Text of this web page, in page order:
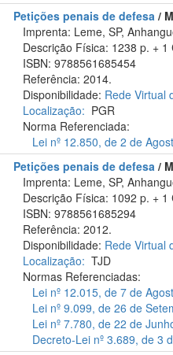
Petições penais de defesa /
Imprenta: Leme, SP,
Descrição Física: 1238 p. + 1
ISBN: 9788561685454
Referência: 2014.
Disponibilidade: Rede Virtual
Localização: PGR
Norma Referenciada:
Lei nº 12.850, de 2 de
Petições penais de defesa /
Imprenta: Leme, SP,
Descrição Física: 1092 p. + 1
ISBN: 9788561685294
Referência: 2012.
Disponibilidade: Rede Virtual
Localização: TJD
Normas Referenciadas:
Lei nº 12.015, de 7 de
Lei nº 9.099, de 26 de
Lei nº 7.780, de 22 de
Decreto-Lei nº 3.689, de 3